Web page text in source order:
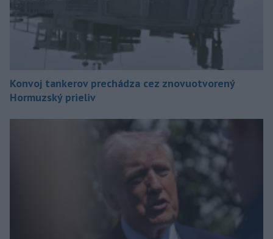
Konvoj tankerov prechádza cez znovuotvorený
Hormuzský prieliv